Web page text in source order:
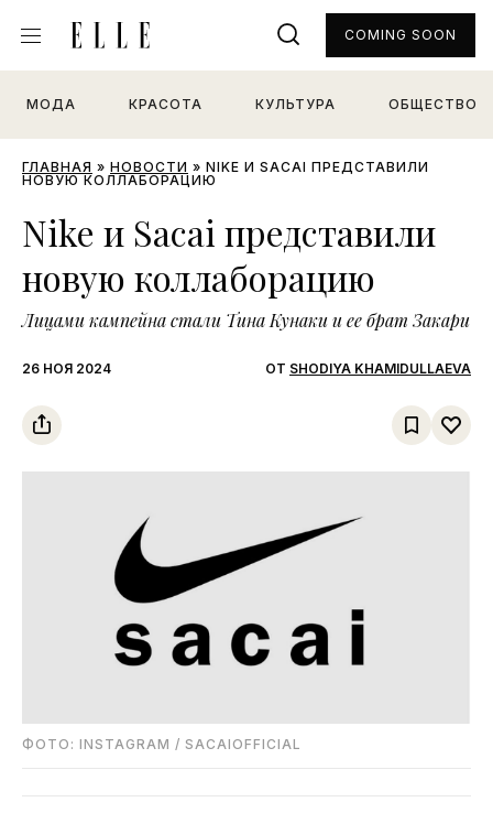
МОДА КРАСОТА КУЛЬТУРА ОБЩЕСТВО
COMING SOON
ГЛАВНАЯ » НОВОСТИ » NIKE И SACAI ПРЕДСТАВИЛИ
НОВУЮ КОЛЛАБОРАЦИЮ
Nike и Sacai представили
новую коллаборацию
Лицами кампейна стали Тина Кунаки и ее брат Закари
26 НОЯ 2024 ОТ SHODIYA KHAMIDULLAEVA
ФОТО: INSTAGRAM / SACAIOFFICIAL